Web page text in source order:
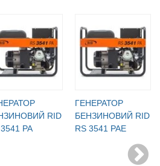
RID
PA
ГЕНЕРАТОР
БЕНЗИНОВИЙ RID
RS 3541 PAE